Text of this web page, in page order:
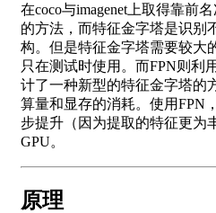
在coco与imagenet上取得靠前
的方法，而特征金字塔是识别
构。但是特征金字塔需要较大
只在测试时使用。而FPN则利
计了一种新型的特征金字塔的
算量和显存的消耗。使用FPN
步提升（因为提取的特征更为
GPU。
原理